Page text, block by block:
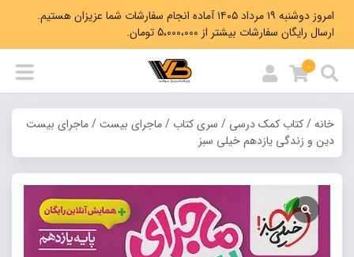
امروز دوشنبه ۱۹ مرداد ۱۴۰۵ آماده انجام سفارشات شما عزیزان هستیم.
ارسال رایگان سفارشات بیشتر از 5،000،000 تومان.
0
خانه/کتاب کمک درسی / سری کتاب /ماجرای بیست/ ماجرای بیست
دین و زندگی یازدهم خیلی سبز